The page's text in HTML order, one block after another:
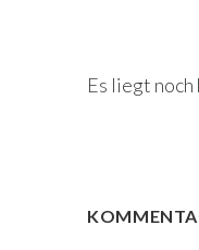
Es liegt